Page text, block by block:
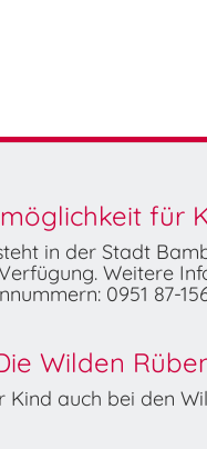
für
in der Stadt
Weitere
0951 87-
Wilden
Kind auch bei den